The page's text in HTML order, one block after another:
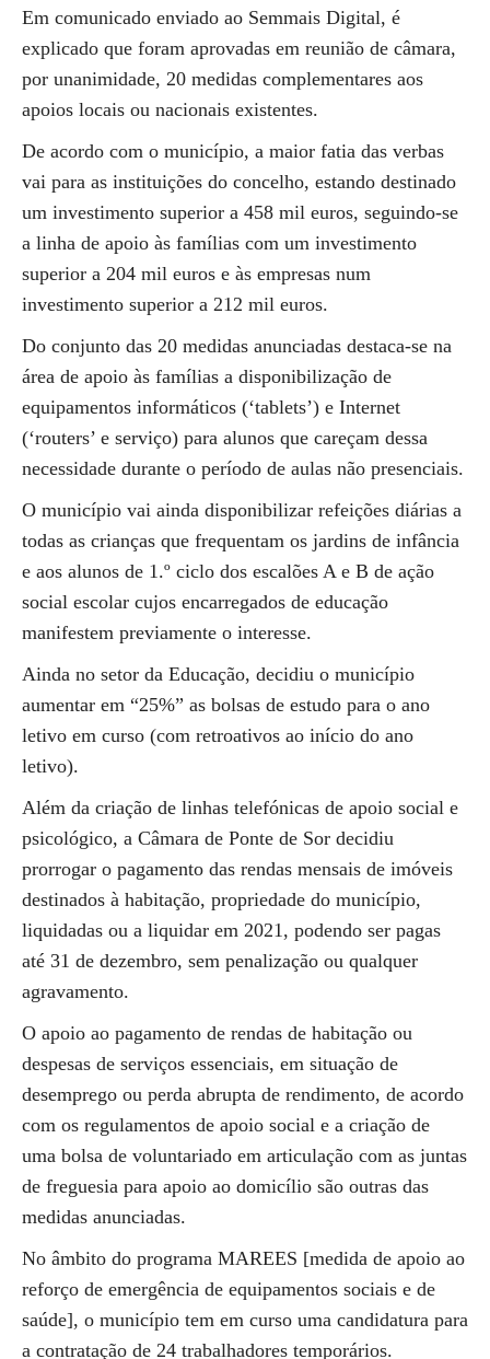
Em comunicado enviado ao Semmais Digital, é
explicado que foram aprovadas em reunião de câmara,
por unanimidade, 20 medidas complementares aos
apoios locais ou nacionais existentes.
De acordo com o município, a maior fatia das verbas
vai para as instituições do concelho, estando destinado
um investimento superior a 458 mil euros, seguindo-se
a linha de apoio às famílias com um investimento
superior a 204 mil euros e às empresas num
investimento superior a 212 mil euros.
Do conjunto das 20 medidas anunciadas destaca-se na
área de apoio às famílias a disponibilização de
equipamentos informáticos (‘tablets’) e Internet
(‘routers’ e serviço) para alunos que careçam dessa
necessidade durante o período de aulas não presenciais.
O município vai ainda disponibilizar refeições diárias a
todas as crianças que frequentam os jardins de infância
e aos alunos de 1.º ciclo dos escalões A e B de ação
social escolar cujos encarregados de educação
manifestem previamente o interesse.
Ainda no setor da Educação, decidiu o município
aumentar em “25%” as bolsas de estudo para o ano
letivo em curso (com retroativos ao início do ano
letivo).
Além da criação de linhas telefónicas de apoio social e
psicológico, a Câmara de Ponte de Sor decidiu
prorrogar o pagamento das rendas mensais de imóveis
destinados à habitação, propriedade do município,
liquidadas ou a liquidar em 2021, podendo ser pagas
até 31 de dezembro, sem penalização ou qualquer
agravamento.
O apoio ao pagamento de rendas de habitação ou
despesas de serviços essenciais, em situação de
desemprego ou perda abrupta de rendimento, de acordo
com os regulamentos de apoio social e a criação de
uma bolsa de voluntariado em articulação com as juntas
de freguesia para apoio ao domicílio são outras das
medidas anunciadas.
No âmbito do programa MAREES [medida de apoio ao
reforço de emergência de equipamentos sociais e de
saúde], o município tem em curso uma candidatura para
a contratação de 24 trabalhadores temporários.